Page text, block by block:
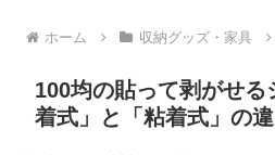
ホーム 収納グッズ・家具
100均の貼って剥がせる
着式」と「粘着式」の